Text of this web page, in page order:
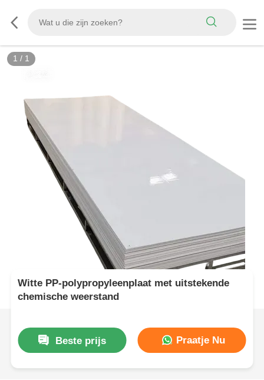
1 / 1
Witte PP-polypropyleenplaat met uitstekende
chemische weerstand
Beste prijs Praatje Nu